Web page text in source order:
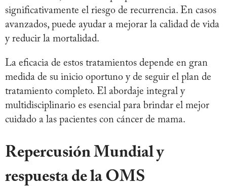
significativamente el riesgo de recurrencia. En casos
avanzados, puede ayudar a mejorar la calidad de vida
y reducir la mortalidad.
La eficacia de estos tratamientos depende en gran
medida de su inicio oportuno y de seguir el plan de
tratamiento completo. El abordaje integral y
multidisciplinario es esencial para brindar el mejor
cuidado a las pacientes con cáncer de mama.
Repercusión Mundial y
respuesta de la OMS